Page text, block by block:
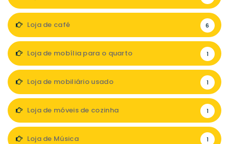
Loja de café 6
Loja de mobília para o quarto 1
Loja de mobiliário usado 1
Loja de móveis de cozinha 1
Loja de Música 1